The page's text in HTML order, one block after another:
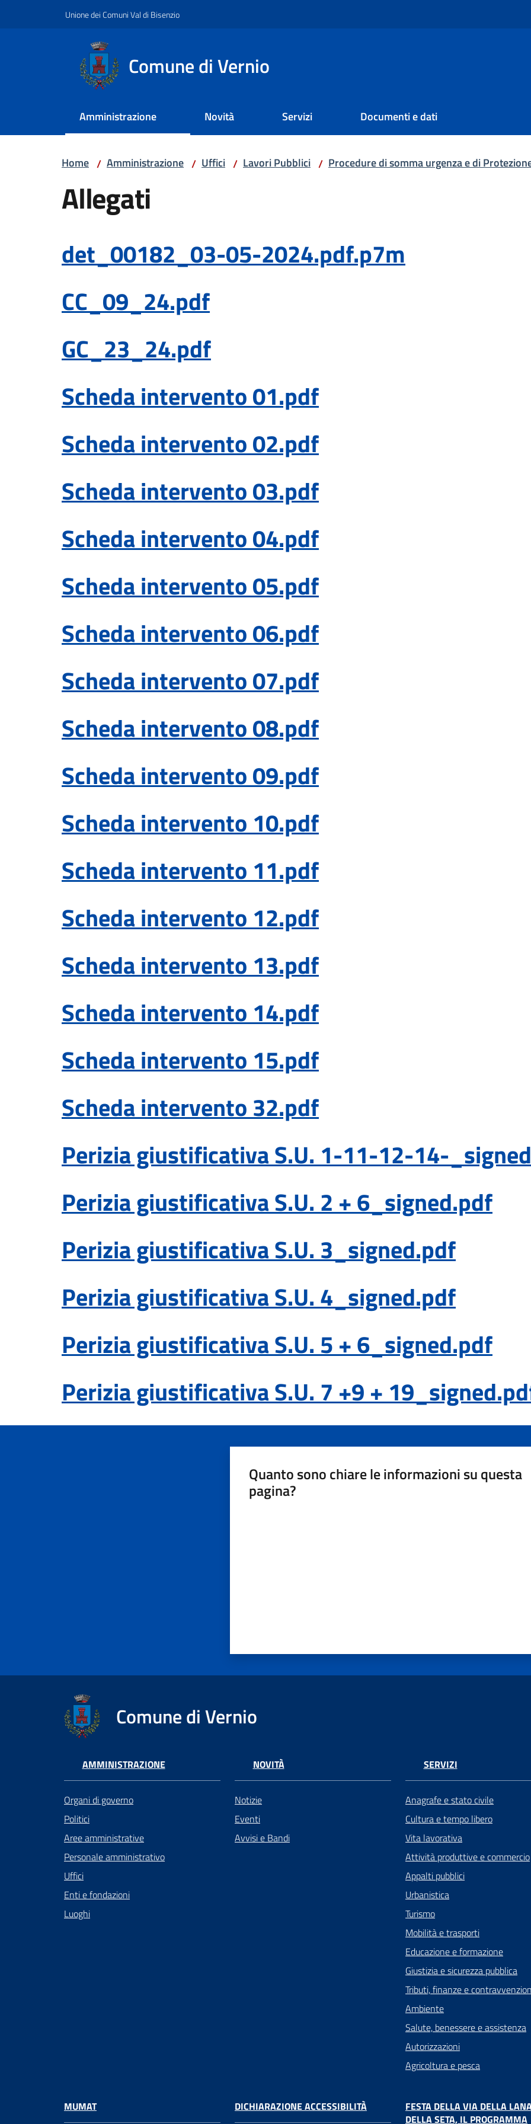
Unione dei Comuni Val di Bisenzio
Comune di Vernio
Amministrazione Novità Servizi Documenti e dati
Home / Amministrazione / Uffici / Lavori Pubblici / Procedure di somma urgenza e di
Allegati
det_00182_03-05-2024.pdf.p7m
CC_09_24.pdf
GC_23_24.pdf
Scheda intervento 01.pdf
Scheda intervento 02.pdf
Scheda intervento 03.pdf
Scheda intervento 04.pdf
Scheda intervento 05.pdf
Scheda intervento 06.pdf
Scheda intervento 07.pdf
Scheda intervento 08.pdf
Scheda intervento 09.pdf
Scheda intervento 10.pdf
Scheda intervento 11.pdf
Scheda intervento 12.pdf
Scheda intervento 13.pdf
Scheda intervento 14.pdf
Scheda intervento 15.pdf
Scheda intervento 32.pdf
Perizia giustificativa S.U. 1-11-12-14-
Perizia giustificativa S.U. 2 + 6_signed.pdf
Perizia giustificativa S.U. 3_signed.pdf
Perizia giustificativa S.U. 4_signed.pdf
Perizia giustificativa S.U. 5 + 6_signed.pdf
Perizia giustificativa S.U. 7 +9 +
Quanto sono chiare le informazioni su questa
pagina?
Comune di Vernio
AMMINISTRAZIONE
Organi di governo
Politici
Aree amministrative
Personale amministrativo
Uffici
Enti e fondazioni
Luoghi
NOVITÀ
Notizie
Eventi
Avvisi e Bandi
SERVIZI
Anagrafe e stato civile
Cultura e tempo libero
Vita lavorativa
Attività produttive e commercio
Appalti pubblici
Urbanistica
Turismo
Mobilità e trasporti
Educazione e formazione
Giustizia e sicurezza pubblica
Tributi, finanze e
Ambiente
Salute, benessere e assistenza
Autorizzazioni
Agricoltura e pesca
MUMAT DICHIARAZIONE ACCESSIBILITÀ
FESTA DELLA VIA DELLA
DELLA SETA, IL PROGRAMMA